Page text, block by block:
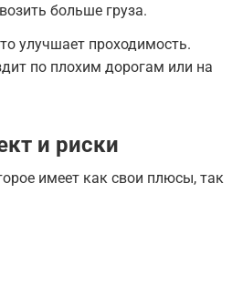
больше груза.
улучшает проходимость.
по плохим дорогам или на
и риски
имеет как свои плюсы, так